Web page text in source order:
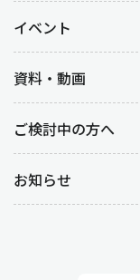
イベント
資料・動画
ご検討中の方へ
お知らせ